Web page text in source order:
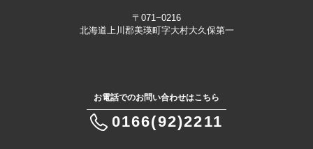
〒071−0216
北海道上川郡美瑛町字大村大久保第一
お電話でのお問い合わせはこちら
0166(92)2211